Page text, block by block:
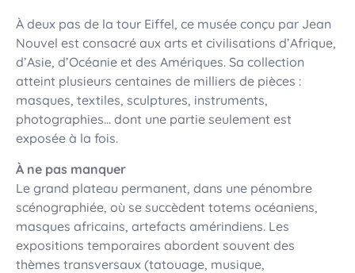
À deux pas de la tour Eiffel, ce musée conçu par Jean
Nouvel est consacré aux arts et civilisations d’Afrique,
d’Asie, d’Océanie et des Amériques. Sa collection
atteint plusieurs centaines de milliers de pièces :
masques, textiles, sculptures, instruments,
photographies… dont une partie seulement est
exposée à la fois.
À ne pas manquer
Le grand plateau permanent, dans une pénombre
scénographiée, où se succèdent totems océaniens,
masques africains, artefacts amérindiens. Les
expositions temporaires abordent souvent des
thèmes transversaux (tatouage, musique,